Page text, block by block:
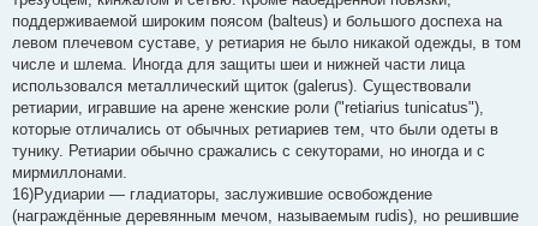
поддерживаемой широким поясом (balteus) и большого доспеха на
левом плечевом суставе, у ретиария не было никакой одежды, в том
числе и шлема. Иногда для защиты шеи и нижней части лица
использовался металлический щиток (galerus). Существовали
ретиарии, игравшие на арене женские роли ("retiarius tunicatus"),
которые отличались от обычных ретиариев тем, что были одеты в
тунику. Ретиарии обычно сражались с секуторами, но иногда и с
мирмиллонами.
16)Рудиарии — гладиаторы, заслужившие освобождение
(награждённые деревянным мечом, называемым rudis), но решившие